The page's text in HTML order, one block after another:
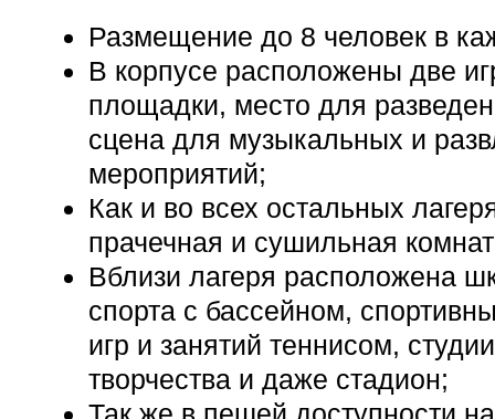
Размещение до 8 человек в
В корпусе расположены две
площадки, место для
сцена для музыкальных и
мероприятий;
Как и во всех остальных
прачечная и сушильная
Вблизи лагеря расположена
спорта с бассейном,
игр и занятий теннисом,
творчества и даже стадион;